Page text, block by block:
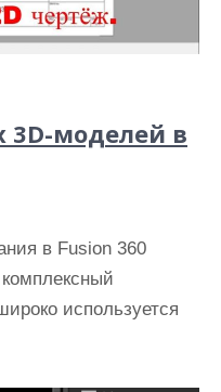
3D-моделей в
в Fusion 360
используется